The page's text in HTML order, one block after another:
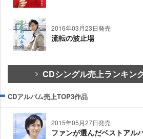
2016年03月23日発売
流転の波止場
CDシングル売上ランキン
CDアルバム売上TOP3作品
2015年05月27日発売
ファンが選んだベストアル